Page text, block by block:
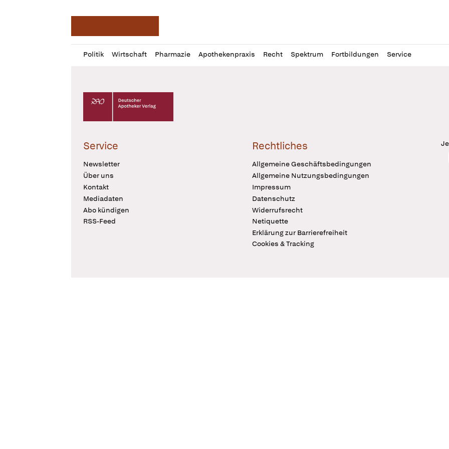
Politik Wirtschaft Pharmazie Apothekenpraxis Recht Spektrum Fortbildungen Service
Profil
öffnen
Daz
Pur
Deutscher Apotheker Verlag Logo
Service
Newsletter
Über uns
Kontakt
Mediadaten
Abo kündigen
RSS-Feed
Rechtliches
Allgemeine Geschäftsbedingungen
Allgemeine Nutzungsbedingungen
Impressum
Datenschutz
Widerrufsrecht
Netiquette
Erklärung zur Barrierefreiheit
Cookies & Tracking